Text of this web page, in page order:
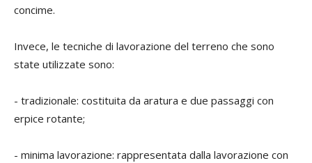
concime.
Invece, le tecniche di lavorazione del terreno che sono
state utilizzate sono:
- tradizionale: costituita da aratura e due passaggi con
erpice rotante;
- minima lavorazione: rappresentata dalla lavorazione con